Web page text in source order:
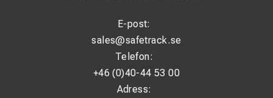
E-post:
sales@safetrack.se
Telefon:
+46 (0)40-44 53 00
Adress: